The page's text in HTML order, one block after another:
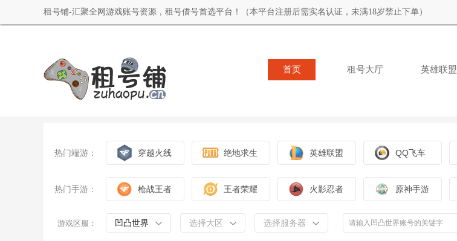
租号铺-汇聚全网游戏账号资源，租号借号首选平台！（本平台注册后需实名认证，未满18岁禁止下单）
首页 租号大厅 英雄联盟
热门端游： 穿越火线 绝地求生 英雄联盟 QQ飞车
热门手游： 枪战王者 王者荣耀 火影忍者 原神手游
游戏区服： 凹凸世界 选择大区 选择服务器